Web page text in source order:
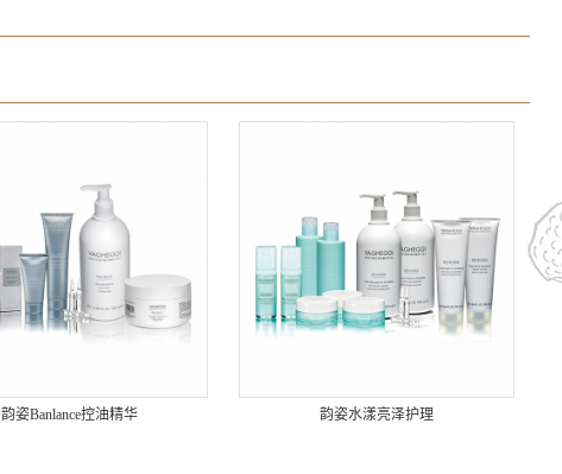
韵姿Banlance控油精华 韵姿水漾亮泽护理